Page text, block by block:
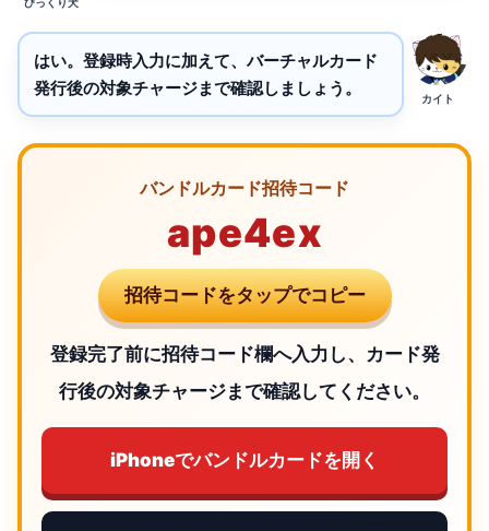
はい。登録時入力に加えて、バーチャルカード
発行後の対象チャージまで確認しましょう。
カイト
バンドルカード招待コード
ape4ex
招待コードをタップでコピー
登録完了前に招待コード欄へ入力し、カード発
行後の対象チャージまで確認してください。
iPhoneでバンドルカードを開く